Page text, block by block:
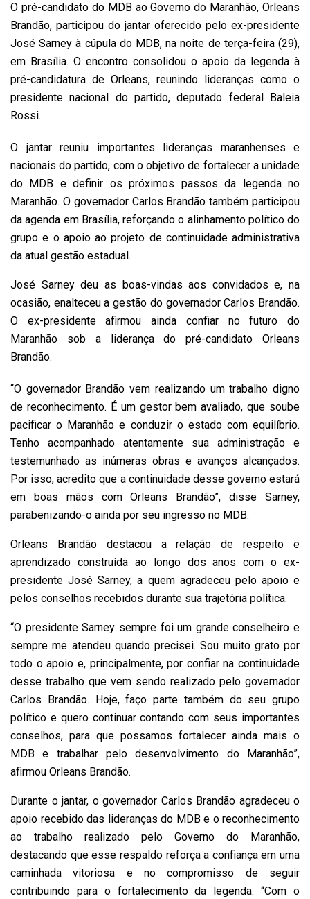
O pré-candidato do MDB ao Governo do Maranhão, Orleans
Brandão, participou do jantar oferecido pelo ex-presidente
José Sarney à cúpula do MDB, na noite de terça-feira (29),
em Brasília. O encontro consolidou o apoio da legenda à
pré-candidatura de Orleans, reunindo lideranças como o
presidente nacional do partido, deputado federal Baleia
Rossi.
O jantar reuniu importantes lideranças maranhenses e
nacionais do partido, com o objetivo de fortalecer a unidade
do MDB e definir os próximos passos da legenda no
Maranhão. O governador Carlos Brandão também participou
da agenda em Brasília, reforçando o alinhamento político do
grupo e o apoio ao projeto de continuidade administrativa
da atual gestão estadual.
José Sarney deu as boas-vindas aos convidados e, na
ocasião, enalteceu a gestão do governador Carlos Brandão.
O ex-presidente afirmou ainda confiar no futuro do
Maranhão sob a liderança do pré-candidato Orleans
Brandão.
“O governador Brandão vem realizando um trabalho digno
de reconhecimento. É um gestor bem avaliado, que soube
pacificar o Maranhão e conduzir o estado com equilíbrio.
Tenho acompanhado atentamente sua administração e
testemunhado as inúmeras obras e avanços alcançados.
Por isso, acredito que a continuidade desse governo estará
em boas mãos com Orleans Brandão”, disse Sarney,
parabenizando-o ainda por seu ingresso no MDB.
Orleans Brandão destacou a relação de respeito e
aprendizado construída ao longo dos anos com o ex-
presidente José Sarney, a quem agradeceu pelo apoio e
pelos conselhos recebidos durante sua trajetória política.
“O presidente Sarney sempre foi um grande conselheiro e
sempre me atendeu quando precisei. Sou muito grato por
todo o apoio e, principalmente, por confiar na continuidade
desse trabalho que vem sendo realizado pelo governador
Carlos Brandão. Hoje, faço parte também do seu grupo
político e quero continuar contando com seus importantes
conselhos, para que possamos fortalecer ainda mais o
MDB e trabalhar pelo desenvolvimento do Maranhão”,
afirmou Orleans Brandão.
Durante o jantar, o governador Carlos Brandão agradeceu o
apoio recebido das lideranças do MDB e o reconhecimento
ao trabalho realizado pelo Governo do Maranhão,
destacando que esse respaldo reforça a confiança em uma
caminhada vitoriosa e no compromisso de seguir
contribuindo para o fortalecimento da legenda. “Com o